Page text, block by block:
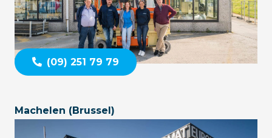
(09) 251 79 79
Machelen (Brussel)